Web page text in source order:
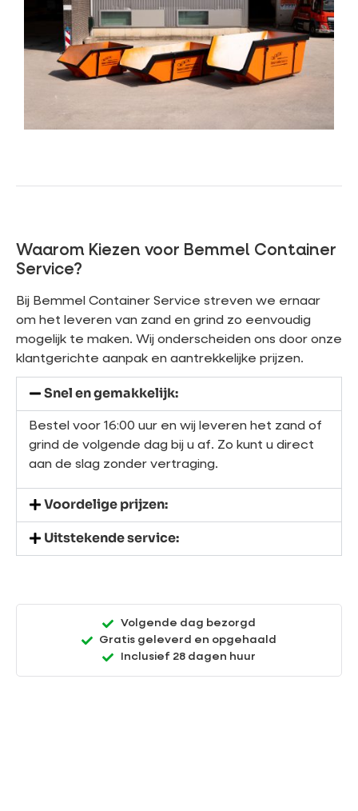
Waarom Kiezen voor Bemmel Container
Service?
Bij Bemmel Container Service streven we ernaar
om het leveren van zand en grind zo eenvoudig
mogelijk te maken. Wij onderscheiden ons door onze
klantgerichte aanpak en aantrekkelijke prijzen.
Snel en gemakkelijk:
Bestel voor 16:00 uur en wij leveren het zand of
grind de volgende dag bij u af. Zo kunt u direct
aan de slag zonder vertraging.
Voordelige prijzen:
Uitstekende service:
Volgende dag bezorgd
Gratis geleverd en opgehaald
Inclusief 28 dagen huur